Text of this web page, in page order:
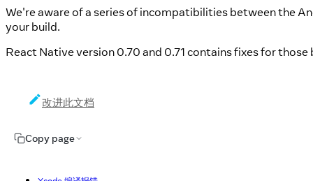
We're aware of a series of incompatibilities between the
your build.
React Native version 0.70 and 0.71 contains fixes for
改进此文档
Copy page